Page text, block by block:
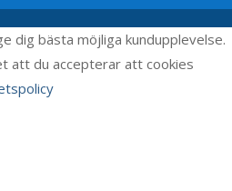
dig bästa möjliga kundupplevelse.
att du accepterar att cookies